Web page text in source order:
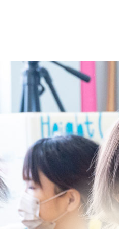
企業主導型保育園
花音保育園